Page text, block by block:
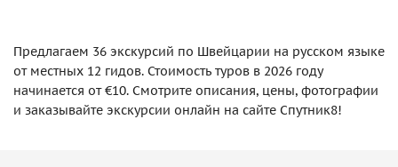
Предлагаем 36 экскурсий по Швейцарии на русском языке
от местных 12 гидов. Стоимость туров в 2026 году
начинается от €10. Смотрите описания, цены, фотографии
и заказывайте экскурсии онлайн на сайте Спутник8!